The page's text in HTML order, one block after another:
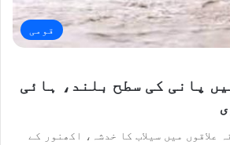
قومی
پانی کی سطح بلند، ہائی
علاقوں میں سیلاب کا خدشہ، اکھنور کے